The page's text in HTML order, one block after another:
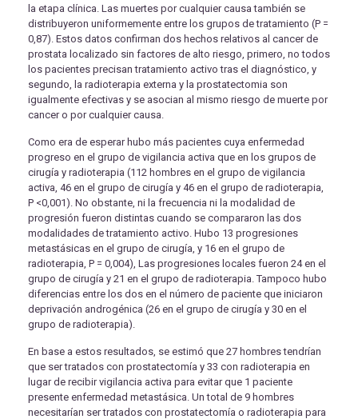
la etapa clínica. Las muertes por cualquier causa también se
distribuyeron uniformemente entre los grupos de tratamiento (P =
0,87). Estos datos confirman dos hechos relativos al cancer de
prostata localizado sin factores de alto riesgo, primero, no todos
los pacientes precisan tratamiento activo tras el diagnóstico, y
segundo, la radioterapia externa y la prostatectomia son
igualmente efectivas y se asocian al mismo riesgo de muerte por
cancer o por cualquier causa.
Como era de esperar hubo más pacientes cuya enfermedad
progreso en el grupo de vigilancia activa que en los grupos de
cirugía y radioterapia (112 hombres en el grupo de vigilancia
activa, 46 en el grupo de cirugía y 46 en el grupo de radioterapia,
P <0,001). No obstante, ni la frecuencia ni la modalidad de
progresión fueron distintas cuando se compararon las dos
modalidades de tratamiento activo. Hubo 13 progresiones
metastásicas en el grupo de cirugía, y 16 en el grupo de
radioterapia, P = 0,004), Las progresiones locales fueron 24 en el
grupo de cirugía y 21 en el grupo de radioterapia. Tampoco hubo
diferencias entre los dos en el número de paciente que iniciaron
deprivación androgénica (26 en el grupo de cirugía y 30 en el
grupo de radioterapia).
En base a estos resultados, se estimó que 27 hombres tendrían
que ser tratados con prostatectomía y 33 con radioterapia en
lugar de recibir vigilancia activa para evitar que 1 paciente
presente enfermedad metastásica. Un total de 9 hombres
necesitarían ser tratados con prostatectomía o radioterapia para